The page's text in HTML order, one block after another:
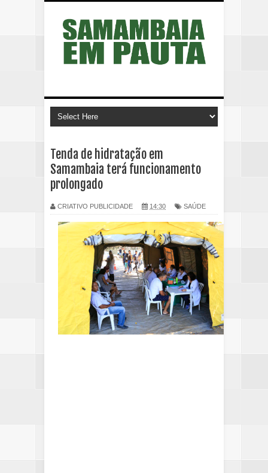
Tenda de hidratação em
Samambaia terá funcionamento
prolongado
CRIATIVO PUBLICIDADE 14:30 SAÚDE